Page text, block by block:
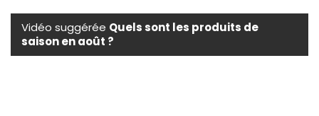
Vidéo suggérée Quels sont les produits de
saison en août ?